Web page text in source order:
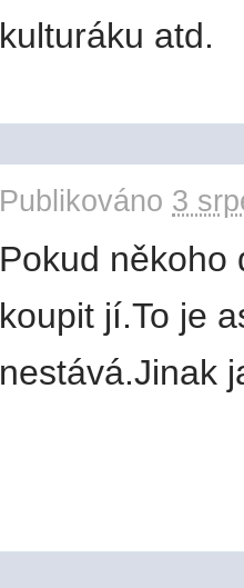
kulturáku atd.
Publikováno 3
Pokud někoho
koupit jí.To je
nestává.Jinak